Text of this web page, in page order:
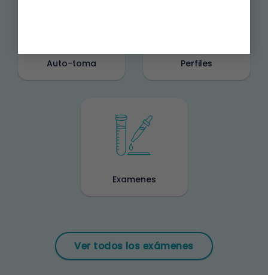
Auto-toma Perfiles
Examenes
Ver todos los exámenes